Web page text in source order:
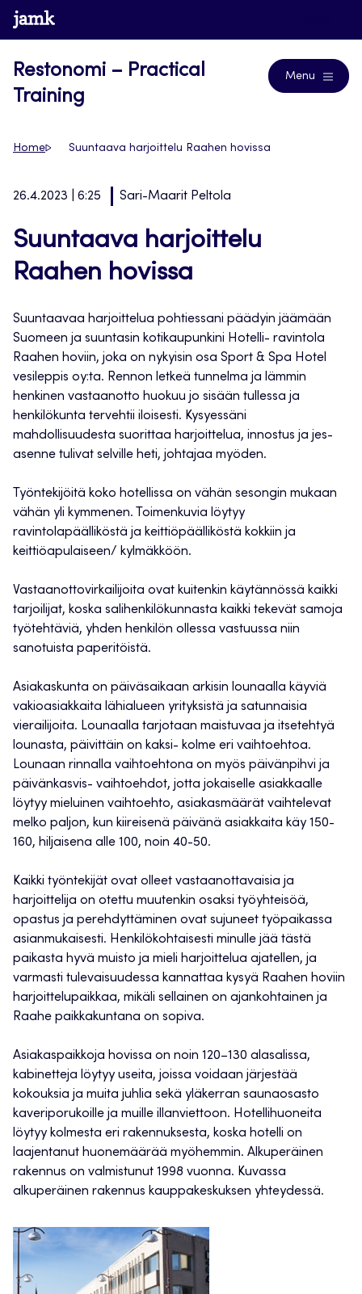
Siirry
suoraan
www.jamk.fi
Restonomi – Practical
Training
Menu
Home Suuntaava harjoittelu Raahen hovissa
26.4.2023 | 6:25 Sari-Maarit Peltola
Suuntaava harjoittelu
Raahen hovissa
Suuntaavaa harjoittelua pohtiessani päädyin jäämään
Suomeen ja suuntasin kotikaupunkini Hotelli- ravintola
Raahen hoviin, joka on nykyisin osa Sport & Spa Hotel
vesileppis oy:ta. Rennon letkeä tunnelma ja lämmin
henkinen vastaanotto huokuu jo sisään tullessa ja
henkilökunta tervehtii iloisesti. Kysyessäni
mahdollisuudesta suorittaa harjoittelua, innostus ja jes-
asenne tulivat selville heti, johtajaa myöden.
Työntekijöitä koko hotellissa on vähän sesongin mukaan
vähän yli kymmenen. Toimenkuvia löytyy
ravintolapäälliköstä ja keittiöpäälliköstä kokkiin ja
keittiöapulaiseen/ kylmäkköön.
Vastaanottovirkailijoita ovat kuitenkin käytännössä kaikki
tarjoilijat, koska salihenkilökunnasta kaikki tekevät samoja
työtehtäviä, yhden henkilön ollessa vastuussa niin
sanotuista paperitöistä.
Asiakaskunta on päiväsaikaan arkisin lounaalla käyviä
vakioasiakkaita lähialueen yrityksistä ja satunnaisia
vierailijoita. Lounaalla tarjotaan maistuvaa ja itsetehtyä
lounasta, päivittäin on kaksi- kolme eri vaihtoehtoa.
Lounaan rinnalla vaihtoehtona on myös päivänpihvi ja
päivänkasvis- vaihtoehdot, jotta jokaiselle asiakkaalle
löytyy mieluinen vaihtoehto, asiakasmäärät vaihtelevat
melko paljon, kun kiireisenä päivänä asiakkaita käy 150-
160, hiljaisena alle 100, noin 40-50.
Kaikki työntekijät ovat olleet vastaanottavaisia ja
harjoittelija on otettu muutenkin osaksi työyhteisöä,
opastus ja perehdyttäminen ovat sujuneet työpaikassa
asianmukaisesti. Henkilökohtaisesti minulle jää tästä
paikasta hyvä muisto ja mieli harjoittelua ajatellen, ja
varmasti tulevaisuudessa kannattaa kysyä Raahen hoviin
harjoittelupaikkaa, mikäli sellainen on ajankohtainen ja
Raahe paikkakuntana on sopiva.
Asiakaspaikkoja hovissa on noin 120–130 alasalissa,
kabinetteja löytyy useita, joissa voidaan järjestää
kokouksia ja muita juhlia sekä yläkerran saunaosasto
kaveriporukoille ja muille illanviettoon. Hotellihuoneita
löytyy kolmesta eri rakennuksesta, koska hotelli on
laajentanut huonemäärää myöhemmin. Alkuperäinen
rakennus on valmistunut 1998 vuonna. Kuvassa
alkuperäinen rakennus kauppakeskuksen yhteydessä.